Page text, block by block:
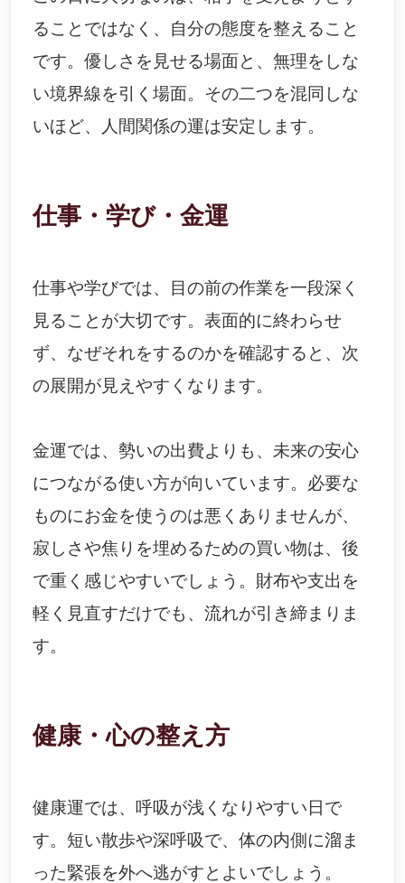
ることではなく、自分の態度を整えること
です。優しさを見せる場面と、無理をしな
い境界線を引く場面。その二つを混同しな
いほど、人間関係の運は安定します。
仕事・学び・金運
仕事や学びでは、目の前の作業を一段深く
見ることが大切です。表面的に終わらせ
ず、なぜそれをするのかを確認すると、次
の展開が見えやすくなります。
金運では、勢いの出費よりも、未来の安心
につながる使い方が向いています。必要な
ものにお金を使うのは悪くありませんが、
寂しさや焦りを埋めるための買い物は、後
で重く感じやすいでしょう。財布や支出を
軽く見直すだけでも、流れが引き締まりま
す。
健康・心の整え方
健康運では、呼吸が浅くなりやすい日で
す。短い散歩や深呼吸で、体の内側に溜ま
った緊張を外へ逃がすとよいでしょう。